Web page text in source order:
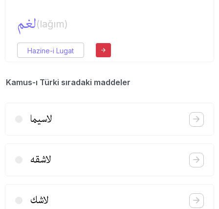
لغم(lağım)
Hazine-i Lugat
Kamus-ı Türki sıradaki maddeler
لاسیما
لاشقه
لاشك